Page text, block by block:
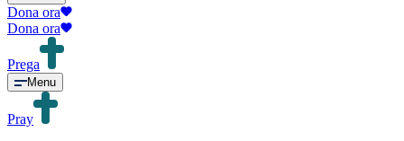
Dona ora
Dona ora
Prega
Menu
Pray